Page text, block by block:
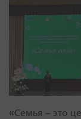
«Семья – это